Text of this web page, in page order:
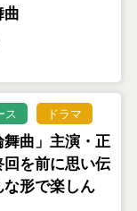
曲
ス ドラマ
舞曲」主演・正
を前に思い伝
形で楽しん